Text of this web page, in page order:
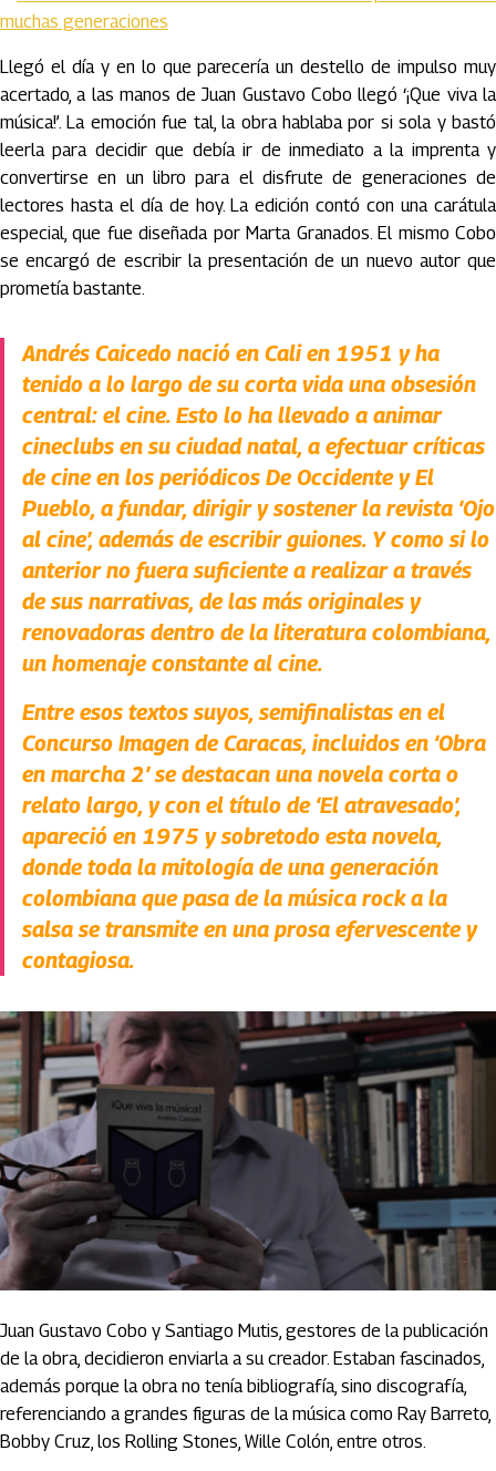
muchas generaciones
Llegó el día y en lo que parecería un destello de impulso muy
acertado, a las manos de Juan Gustavo Cobo llegó ‘¡Que viva la
música!’. La emoción fue tal, la obra hablaba por si sola y bastó
leerla para decidir que debía ir de inmediato a la imprenta y
convertirse en un libro para el disfrute de generaciones de
lectores hasta el día de hoy. La edición contó con una carátula
especial, que fue diseñada por Marta Granados. El mismo Cobo
se encargó de escribir la presentación de un nuevo autor que
prometía bastante.
Andrés Caicedo nació en Cali en 1951 y ha
tenido a lo largo de su corta vida una obsesión
central: el cine. Esto lo ha llevado a animar
cineclubs en su ciudad natal, a efectuar críticas
de cine en los periódicos De Occidente y El
Pueblo, a fundar, dirigir y sostener la revista ‘Ojo
al cine’, además de escribir guiones. Y como si lo
anterior no fuera suficiente a realizar a través
de sus narrativas, de las más originales y
renovadoras dentro de la literatura colombiana,
un homenaje constante al cine.
Entre esos textos suyos, semifinalistas en el
Concurso Imagen de Caracas, incluidos en ‘Obra
en marcha 2’ se destacan una novela corta o
relato largo, y con el título de ‘El atravesado’,
apareció en 1975 y sobretodo esta novela,
donde toda la mitología de una generación
colombiana que pasa de la música rock a la
salsa se transmite en una prosa efervescente y
contagiosa.
Juan Gustavo Cobo y Santiago Mutis, gestores de la publicación
de la obra, decidieron enviarla a su creador. Estaban fascinados,
además porque la obra no tenía bibliografía, sino discografía,
referenciando a grandes figuras de la música como Ray Barreto,
Bobby Cruz, los Rolling Stones, Wille Colón, entre otros.